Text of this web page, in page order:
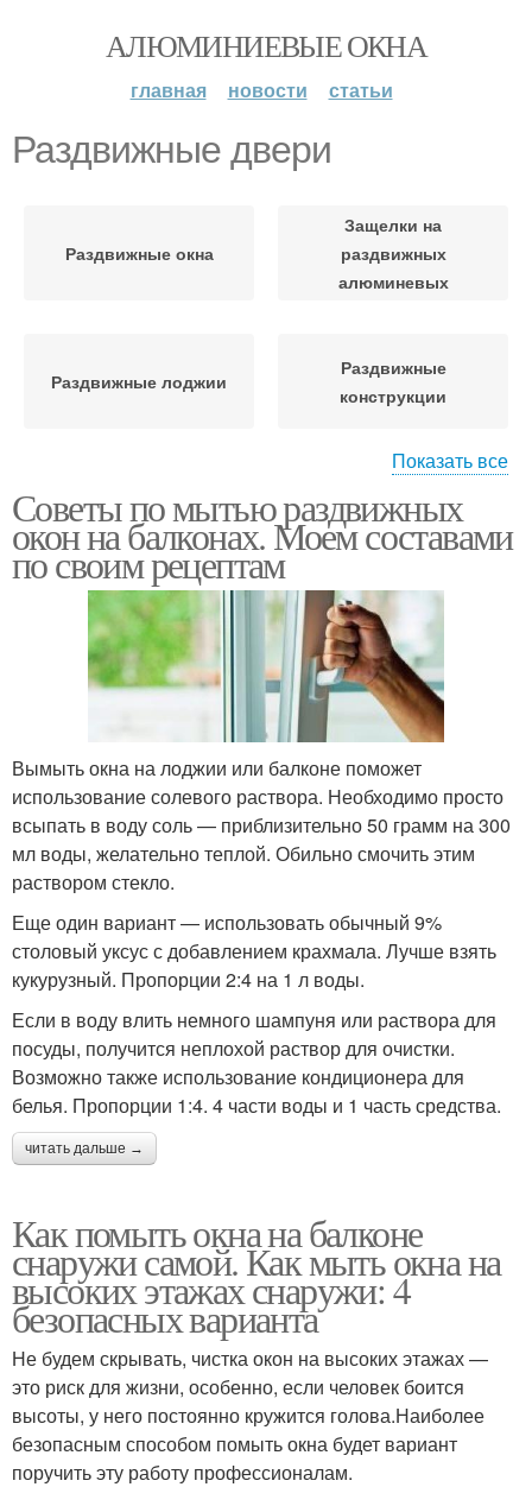
АЛЮМИНИЕВЫЕ ОКНА
главная новости статьи
Раздвижные двери
Раздвижные окна
Защелки на
раздвижных
алюминевых
Раздвижные лоджии
Раздвижные
конструкции
перегородки
Раздвижные стёкла
Механизм для
раздвижных дверей
Раздвижные системы
Двери с доводчиком Откатная дверь
Механизмы для
раздвижных дверей
Раздвижная система
Раздвижные механизмы
Двери с доводчиками
Ручки для раздвижных
дверей
Раздвижные
устройства
Раздвижные порталы
Показать все
Советы по мытью раздвижных
окон на балконах. Моем составами
по своим рецептам
Вымыть окна на лоджии или балконе поможет
использование солевого раствора. Необходимо просто
всыпать в воду соль — приблизительно 50 грамм на 300
мл воды, желательно теплой. Обильно смочить этим
раствором стекло.
Еще один вариант — использовать обычный 9%
столовый уксус с добавлением крахмала. Лучше взять
кукурузный. Пропорции 2:4 на 1 л воды.
Если в воду влить немного шампуня или раствора для
посуды, получится неплохой раствор для очистки.
Возможно также использование кондиционера для
белья. Пропорции 1:4. 4 части воды и 1 часть средства.
читать дальше →
Как помыть окна на балконе
снаружи самой. Как мыть окна на
высоких этажах снаружи: 4
безопасных варианта
Не будем скрывать, чистка окон на высоких этажах —
это риск для жизни, особенно, если человек боится
высоты, у него постоянно кружится голова.Наиболее
безопасным способом помыть окна будет вариант
поручить эту работу профессионалам.